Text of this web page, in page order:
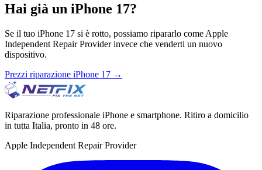
Hai già un iPhone 17?
Se il tuo iPhone 17 si è rotto, possiamo ripararlo come Apple
Independent Repair Provider invece che venderti un nuovo
dispositivo.
Prezzi riparazione iPhone 17 →
Riparazione professionale iPhone e smartphone. Ritiro a domicilio
in tutta Italia, pronto in 48 ore.
Apple Independent Repair Provider